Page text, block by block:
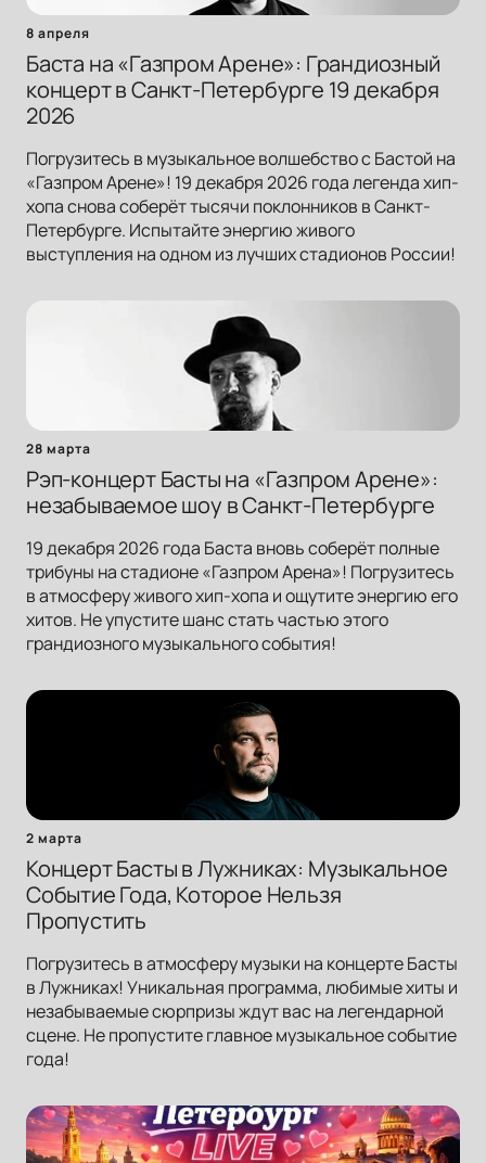
8 апреля
Баста на «Газпром Арене»: Грандиозный
концерт в Санкт-Петербурге 19 декабря
2026
Погрузитесь в музыкальное волшебство с Бастой на
«Газпром Арене»! 19 декабря 2026 года легенда хип-
хопа снова соберёт тысячи поклонников в Санкт-
Петербурге. Испытайте энергию живого
выступления на одном из лучших стадионов России!
28 марта
Рэп-концерт Басты на «Газпром Арене»:
незабываемое шоу в Санкт-Петербурге
19 декабря 2026 года Баста вновь соберёт полные
трибуны на стадионе «Газпром Арена»! Погрузитесь
в атмосферу живого хип-хопа и ощутите энергию его
хитов. Не упустите шанс стать частью этого
грандиозного музыкального события!
2 марта
Концерт Басты в Лужниках: Музыкальное
Событие Года, Которое Нельзя
Пропустить
Погрузитесь в атмосферу музыки на концерте Басты
в Лужниках! Уникальная программа, любимые хиты и
незабываемые сюрпризы ждут вас на легендарной
сцене. Не пропустите главное музыкальное событие
года!